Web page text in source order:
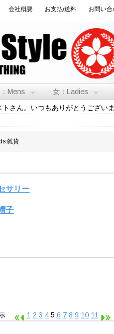
会社概要 お支払/送料 お問い合
Mens 女：Ladies
さん。いつもありがとうございま
雑貨
サリー
子
1 2 3 4 5 6 7 8 9 10 11